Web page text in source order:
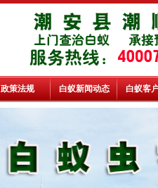
政策法规 白蚁新闻动态 白蚁客